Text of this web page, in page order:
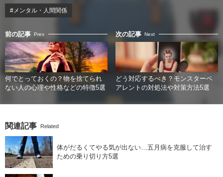
#メンタル・人間関係
前の記事 Prev
何でとっておくの？物を捨てられ
ない人の心理や性格などの特徴5選
次の記事 Next
どう対応するべき？モンスターペ
アレントの対処法や対策方法5選
関連記事 Related
体がだるくてやる気が出ない…五月病を克服して治す
ための乗り切り方5選